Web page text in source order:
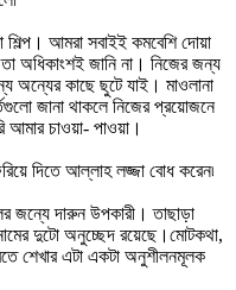
আমরা সবাইই কমবেশি দোয়া
অধিকাংশই জানি না। নিজের জন্য
কাছে ছুটে যাই। মাওলানা
জানা থাকলে নিজের প্রয়োজনে
আমার চাওয়া- পাওয়া।
দিতে আল্লাহ লজ্জা বোধ করেন৷
জন্যে দারুন উপকারী। তাছাড়া
দুটো অনুচ্ছেদ রয়েছে।মোটকথা,
শেখার এটা একটা অনুশীলনমূলক